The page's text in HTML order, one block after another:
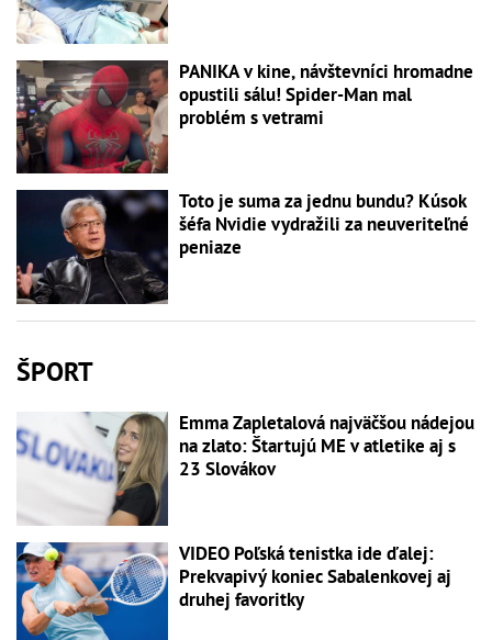
PANIKA v kine, návštevníci hromadne
opustili sálu! Spider-Man mal
problém s vetrami
Toto je suma za jednu bundu? Kúsok
šéfa Nvidie vydražili za neuveriteľné
peniaze
ŠPORT
Emma Zapletalová najväčšou nádejou
na zlato: Štartujú ME v atletike aj s
23 Slovákov
VIDEO Poľská tenistka ide ďalej:
Prekvapivý koniec Sabalenkovej aj
druhej favoritky